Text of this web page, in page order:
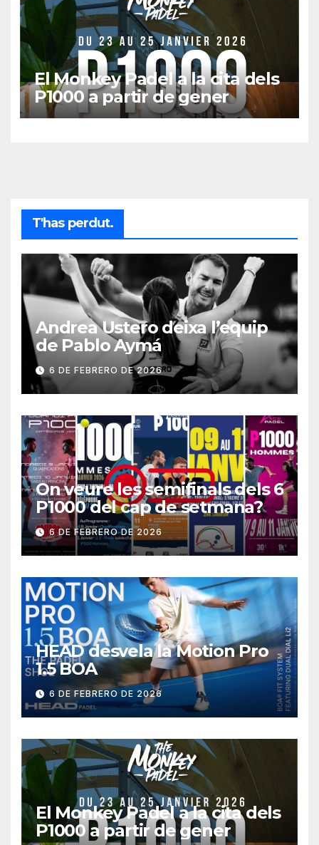
El Monkey Padel a la cita dels
P1000 a partir de gener
T'has perdut.
Andrea Ustero deixa l’equip
de Pablo Aymá
6 DE FEBRERO DE 2026
On veure les semifinals dels 6
P1000 del cap de setmana?
6 DE FEBRERO DE 2026
HEAD desvela la Motion Pro
1.5 BOA
6 DE FEBRERO DE 2026
El Monkey Padel a la cita dels
P1000 a partir de gener